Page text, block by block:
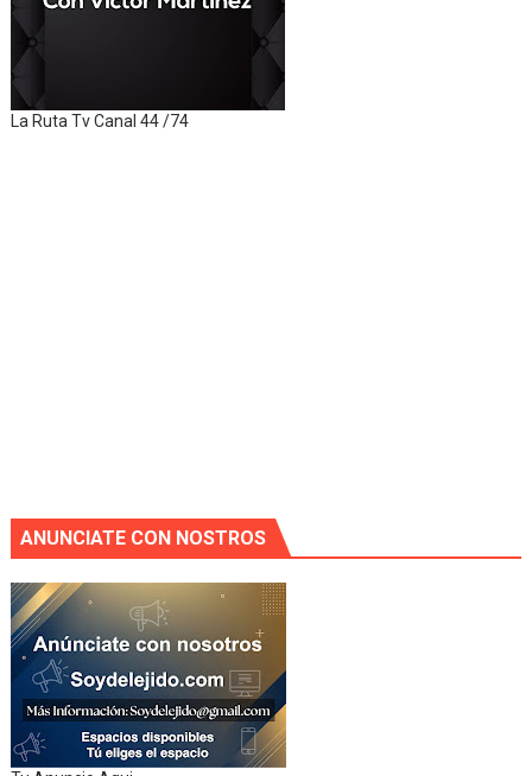
La Ruta Tv Canal 44 /74
ANUNCIATE CON NOSTROS